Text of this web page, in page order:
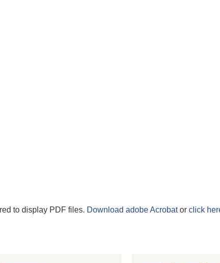
to display PDF files. Download adobe Acrobator click